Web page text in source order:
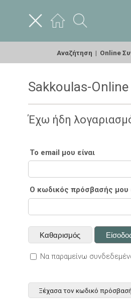
Αναζήτηση | Online
Sakkoulas-Online
Έχω ήδη
Το email μου είναι
Ο κωδικός πρόσβασής μου
Να παραμείνω
Ξέχασα τον κωδικό